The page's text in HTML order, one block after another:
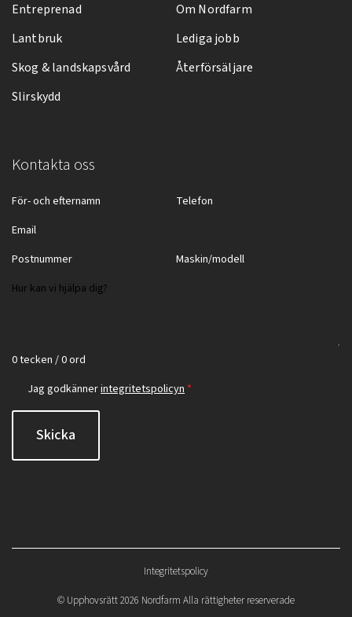
Entreprenad
Lantbruk
Skog & landskapsvård
Slirskydd
Om Nordfarm
Lediga jobb
Återförsäljare
Kontakta oss
0 tecken / 0 ord
Jag godkännerintegritetspolicyn *
Skicka
Integritetspolicy
© Upphovsrätt 2026 Nordfarm Alla rättigheter reserverade